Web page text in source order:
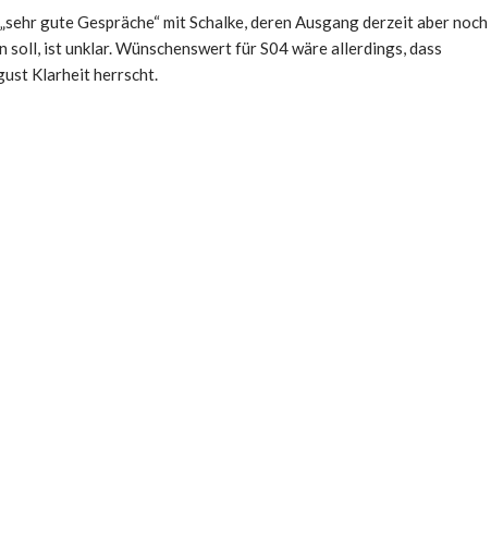
sehr guteGespräche“ mit Schalke, deren Ausgang derzeit aber noch
ist unklar. Wünschenswert für S04 wäre allerdings, dass
Klarheit herrscht.